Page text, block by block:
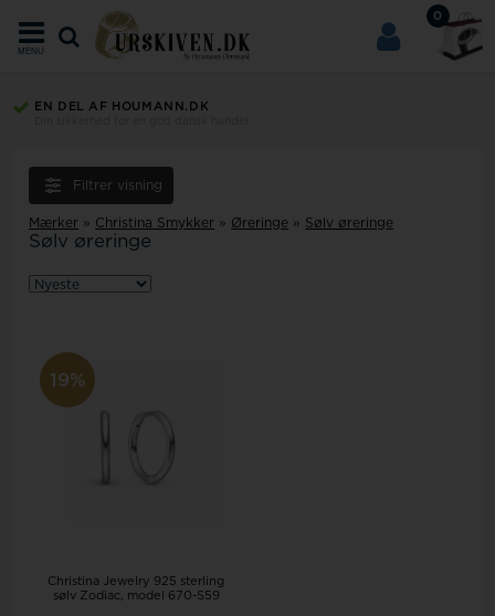
0
MENU
EN DEL AF HOUMANN.DK
Filtrer visning
Mærker » Christina Smykker » Øreringe » Sølv øreringe
Sølv øreringe
19%
Christina Jewelry 925 sterling
sølv Zodiac, model 670-S59